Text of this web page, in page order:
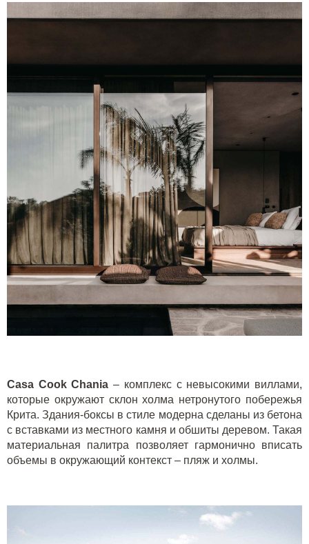
Casa Cook Chania – комплекс с невысокими виллами,
которые окружают склон холма нетронутого побережья
Крита. Здания-боксы в стиле модерна сделаны из бетона
с вставками из местного камня и обшиты деревом. Такая
материальная палитра позволяет гармонично вписать
объемы в окружающий контекст – пляж и холмы.